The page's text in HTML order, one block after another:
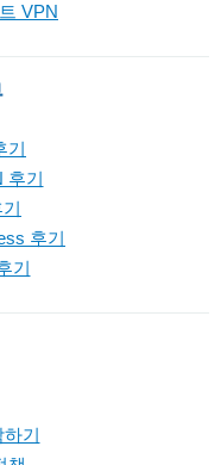
VPN
기
후기
후기
기
기